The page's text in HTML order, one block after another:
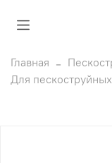
Главная
Для